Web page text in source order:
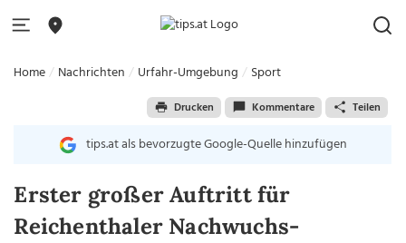
Home Nachrichten Urfahr-Umgebung Sport
Drucken Kommentare Teilen
tips.at als bevorzugte Google-Quelle hinzufügen
Erster großer Auftritt für
Reichenthaler Nachwuchs-